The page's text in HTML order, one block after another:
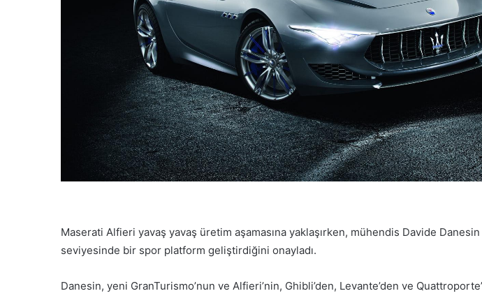
Maserati Alfieri yavaş yavaş üretim aşamasına yaklaşırken, mühendis Davide
seviyesinde bir spor platform geliştirdiğini onayladı.
Danesin, yeni GranTurismo’nun ve Alfieri’nin, Ghibli’den, Levante’den ve